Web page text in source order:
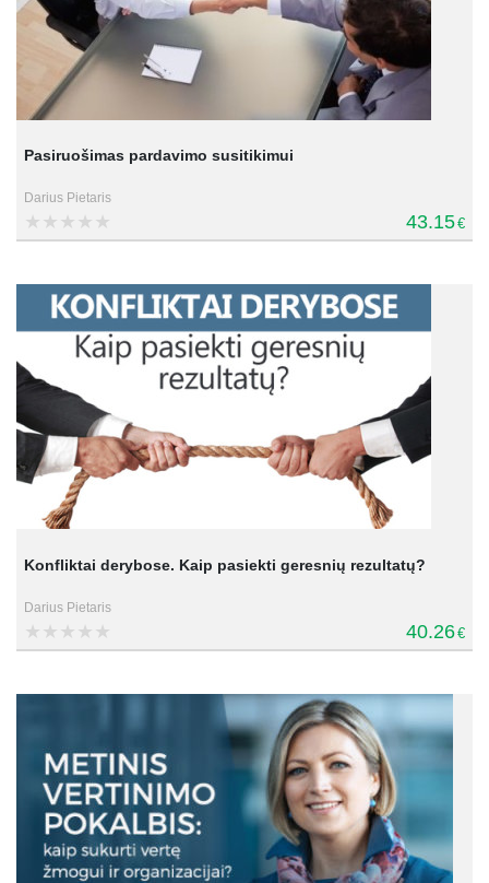
Pasiruošimas pardavimo susitikimui
Darius Pietaris
43.15€
Konfliktai derybose. Kaip pasiekti geresnių rezultatų?
Darius Pietaris
40.26€